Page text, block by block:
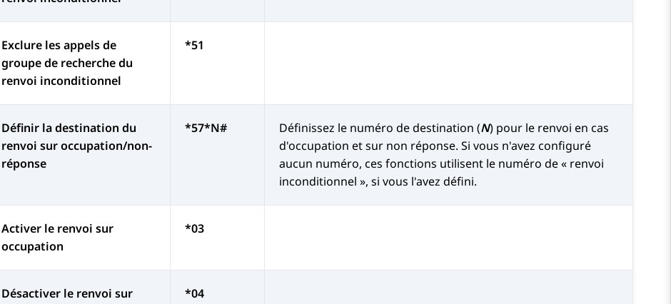
Exclure les appels de
groupe de recherche du
renvoi inconditionnel
*51
Définir la destination du
renvoi sur occupation/non-
réponse
*57*N# Définissez le numéro de destination (N) pour le renvoi en cas
d'occupation et sur non réponse. Si vous n'avez configuré
aucun numéro, ces fonctions utilisent le numéro de « renvoi
inconditionnel », si vous l'avez défini.
Activer le renvoi sur
occupation
*03
Désactiver le renvoi sur
*04